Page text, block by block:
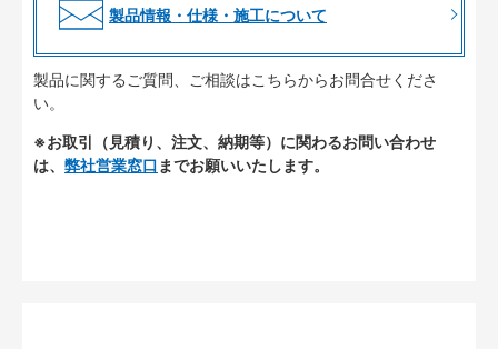
製品情報・仕様・施工について
製品に関するご質問、ご相談はこちらからお問合せくださ
い。
※お取引（見積り、注文、納期等）に関わるお問い合わせ
は、 弊社営業窓口までお願いいたします。